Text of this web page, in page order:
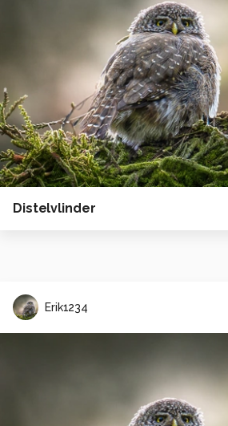
Distelvlinder
Erik1234